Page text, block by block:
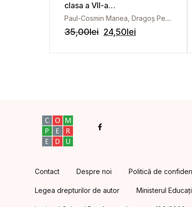
clasa a VII-a
Aritmetică,algebră,
geometrie. Partea I,
Paul-Cosmin Manea, Dragoș Petrică
35,00lei 24,50lei
Facebook
Contact Despre noi Politică de
Legea drepturilor de autor Ministerul